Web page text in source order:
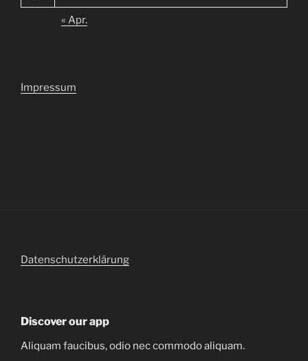
« Apr.
Impressum
Datenschutzerklärung
Discover our app
Aliquam faucibus, odio nec commodo aliquam.